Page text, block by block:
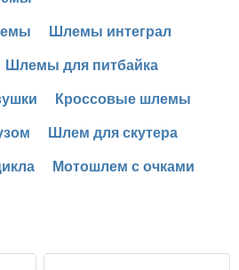
Шлемы интеграл
Шлемы для питбайка
Кроссовые шлемы
Шлем для скутера
Мотошлем с очками